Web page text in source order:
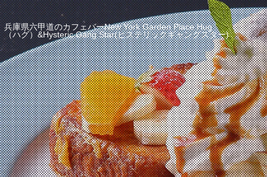
兵庫県六甲道のカフェバーNew York Garden Place Hug
（ハグ）&Hysteric Gang Star(ヒステリックギャングスター)